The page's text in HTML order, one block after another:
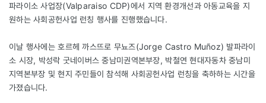
파라이소 사업장(Valparaiso CDP)에서 지역 환경개선과 아동교육을 지
원하는 사회공헌사업 런칭 행사를 진행했습니다.
이날 행사에는 호르헤 까스뜨로 무뇨즈(Jorge Castro Muñoz) 발파라이
소 시장, 박성락 굿네이버스 중남미권역본부장, 박철연 현대자동차 중남미
지역본부장 및 현지 주민들이 참석해 사회공헌사업 런칭을 축하하는 시간을
가졌습니다.